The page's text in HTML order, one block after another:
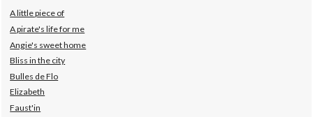
A little piece of
A pirate's life for me
Angie's sweet home
Bliss in the city
Bulles de Flo
Elizabeth
Faust'in